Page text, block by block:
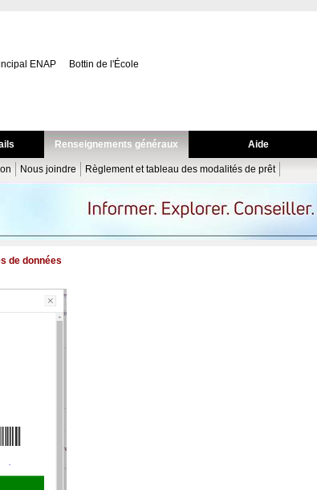
ENAP Bottin de l'École
Renseignements généraux Aide
Nous joindre Règlement et tableau des modalités de prêt
de données